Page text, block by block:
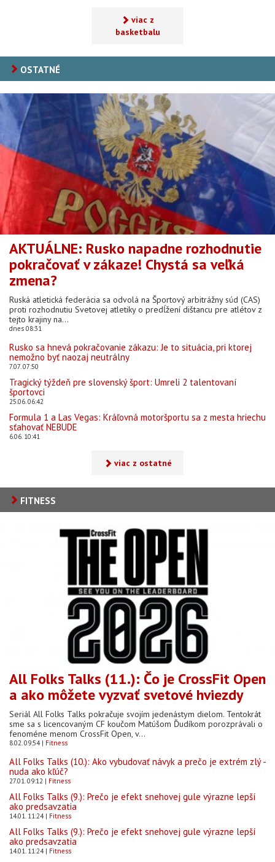
viac z
basketbalu
OSTATNÉ
AKTUÁLNE: Rusko napadne rozhodnutie
pokračovať v zákaze! Chystá sa veľká
zmena?
Ruská atletická federácia sa odvolá na Športový arbitrážny súd (CAS)
proti rozhodnutiu Svetovej atletiky o predĺžení dištancu pre atlétov z
tejto krajiny na...
dnes 08:31
Rusko sa hnevá pokračovanie zákazu: Je to situácia, pri ktorej
nemožno byť naozaj neutrálny
7.07. 07:50
Tragický týždeň pre slovenský šport: Umreli 2 talentovaní
športovci
25.06. 06:42
Formula 1 a Las Vegas: Kráľovná motoršportu sa z mesta hriechu
sťahovať NEBUDE
6.06. 10:41
viac z ostatné
FITNESS
All Folks Talks (11.): Čo je CrossFit Open
a ako môžete vyzvať svetové hviezdy
Seriál All Folks Talks pokračuje svojím jedenástym dielom. Tentokrát
sme sa s licencovaným CF koučom Matúšom Ďudíkom porozprávali o
fenoméne menom CrossFit Open, v...
8.02. 09:54 Fitness
All Folks Talks (10.): Ako vybudovať návyk a prečo je extrém zlý -
nuda ako kľúč?
27.01. 09:12 Fitness
All Folks Talks (9.): Prečo je efekt snehovej gule výrazne lepší
ako predsavzatia
14.01. 11:24 Fitness
All Folks Talks (9.): Prečo je efekt snehovej gule výrazne lepší
ako predsavzatia
14.01. 11:24 Fitness